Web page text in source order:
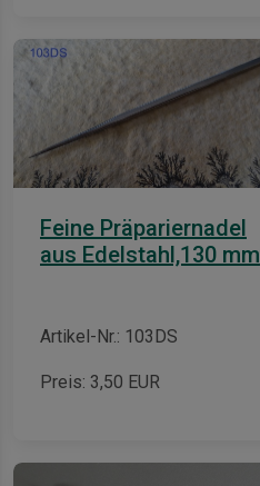
Feine Präpariernadel
aus Edelstahl,130 mm
Artikel-Nr.: 103DS
Preis: 3,50 EUR